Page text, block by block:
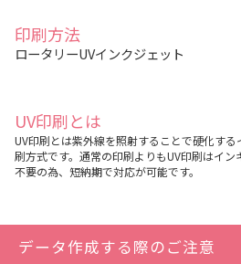
印刷方法
ロータリーUVインクジェット
UV印刷とは
UV印刷とは紫外線を照射することで硬化す
刷方式です。通常の印刷よりもUV印刷はイ
不要の為、短納期で対応が可能です。
データ作成する際のご注意